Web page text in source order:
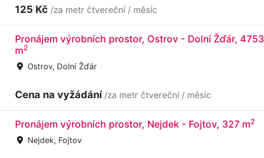
125 Kč /za metr čtvereční / měsíc
Pronájem výrobních prostor, Ostrov - Dolní Žďár, 4753
m2
Ostrov, Dolní Žďár
Cena na vyžádání /za metr čtvereční / měsíc
Pronájem výrobních prostor, Nejdek - Fojtov, 327 m2
Nejdek, Fojtov